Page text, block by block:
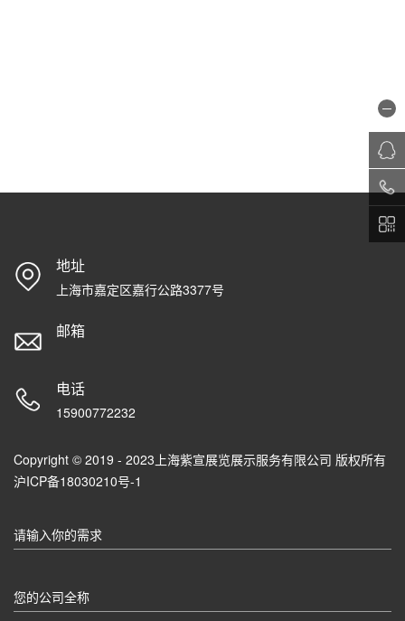
地址
上海市嘉定区嘉行公路3377号
邮箱
电话
15900772232
Copyright © 2019 - 2023上海紫宣展览展示服务有限公司 版权所有
沪ICP备18030210号-1
请输入你的需求
您的公司全称